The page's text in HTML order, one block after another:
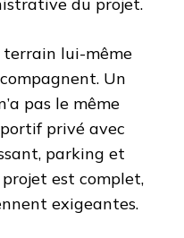
lui-même
Un
pas le même
privé avec
parking et
est complet,
exigeantes.